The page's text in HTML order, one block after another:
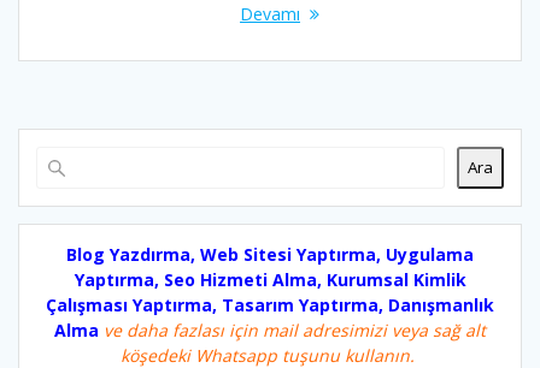
Devamı
Ara
Blog Yazdırma, Web Sitesi Yaptırma, Uygulama
Yaptırma, Seo Hizmeti Alma, Kurumsal Kimlik
Çalışması Yaptırma, Tasarım Yaptırma, Danışmanlık
Alma ve daha fazlası için mail adresimizi veya sağ alt
köşedeki Whatsapp tuşunu kullanın.